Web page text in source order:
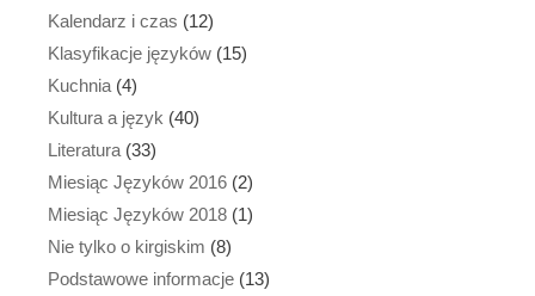
Kalendarz i czas (12)
Klasyfikacje języków (15)
Kuchnia (4)
Kultura a język (40)
Literatura (33)
Miesiąc Języków 2016 (2)
Miesiąc Języków 2018 (1)
Nie tylko o kirgiskim (8)
Podstawowe informacje (13)